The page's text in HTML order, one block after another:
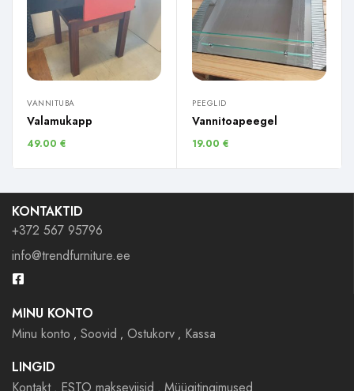
VANNITUBA
Valamukapp
49.00 €
PEEGLID
Vannitoapeegel
19.00 €
KONTAKTID
+372 567 95796
info@trendfurniture.ee
MINU KONTO
Minu konto
Soovid Ostukorv
Kassa
LINGID
Kontakt
ESTO makseviisid Müügitingimused